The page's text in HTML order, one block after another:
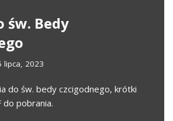
św. Bedy
lipca, 2023
do św. bedy czcigodnego, krótki
do pobrania.